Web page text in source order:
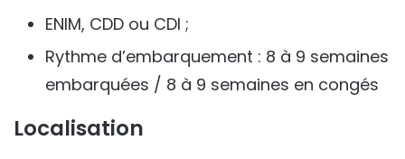
ENIM, CDD ou CDI ;
Rythme d’embarquement : 8 à 9 semaines
embarquées / 8 à 9 semaines en congés
Localisation